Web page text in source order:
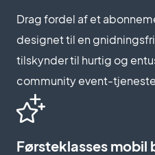
Drag fordel af et
designet til en
tilskynder til hurtig og
community event-
Førsteklasses mobil